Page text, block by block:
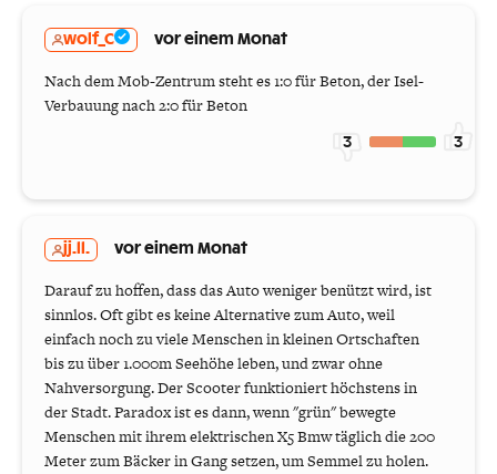
wolf_C vor einem Monat
Nach dem Mob-Zentrum steht es 1:0 für Beton, der Isel-
Verbauung nach 2:0 für Beton
3 3
jj.ll. vor einem Monat
Darauf zu hoffen, dass das Auto weniger benützt wird, ist
sinnlos. Oft gibt es keine Alternative zum Auto, weil
einfach noch zu viele Menschen in kleinen Ortschaften
bis zu über 1.000m Seehöhe leben, und zwar ohne
Nahversorgung. Der Scooter funktioniert höchstens in
der Stadt. Paradox ist es dann, wenn "grün" bewegte
Menschen mit ihrem elektrischen X5 Bmw täglich die 200
Meter zum Bäcker in Gang setzen, um Semmel zu holen.